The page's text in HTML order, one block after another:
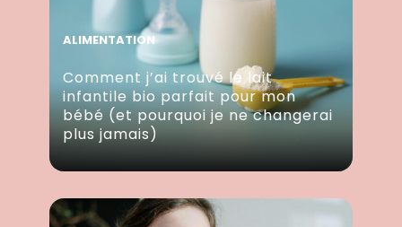
ALIMENTATION
Comment j’ai trouvé le lait
infantile bio parfait pour mon
bébé (et pourquoi je ne changerai
plus jamais)